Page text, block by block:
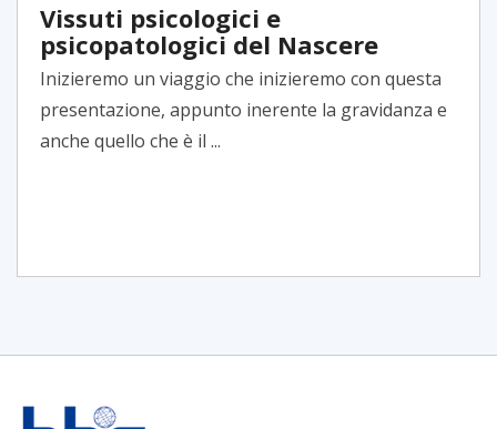
Vissuti psicologici e
psicopatologici del Nascere
Inizieremo un viaggio che inizieremo con questa
presentazione, appunto inerente la gravidanza e
anche quello che è il ...